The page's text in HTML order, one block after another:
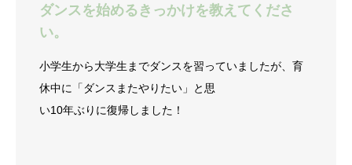
ダンスを始めるきっかけを教えてくださ
い。
小学生から大学生までダンスを習っていましたが、育
休中に「ダンスまたやりたい」と思
い10年ぶりに復帰しました！